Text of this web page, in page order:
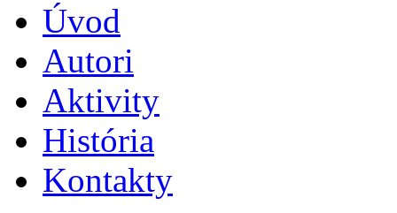
Úvod
Autori
Aktivity
História
Kontakty